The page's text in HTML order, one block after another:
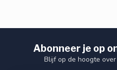
Abonneer je op
Blijf op de hoogte